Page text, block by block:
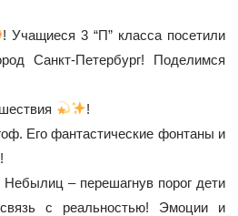
! Учащиеся 3 “П” класса посетили
Санкт-Петербург! Поделимся
!
Его фантастические фонтаны и
– перешагнув порог дети
с реальностью! Эмоции и